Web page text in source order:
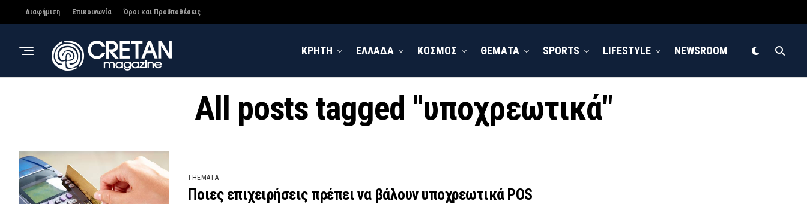
Διαφήμιση Επικοινωνία Όροι και Προϋποθέσεις
ΚΡΗΤΗ ΕΛΛΑΔΑ ΚΟΣΜΟΣ ΘΕΜΑΤΑ SPORTS LIFESTYLE NEWSROOM
All posts tagged "υποχρεωτικά"
THEMATA
Ποιες επιχειρήσεις πρέπει να βάλουν υποχρεωτικά POS